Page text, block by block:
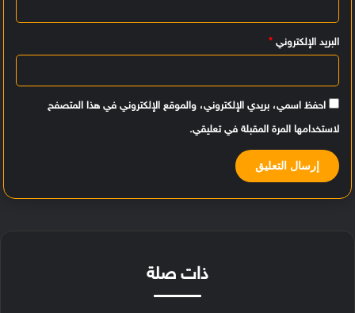
البريد الإلكتروني *
احفظ اسمي، بريدي الإلكتروني، والموقع الإلكتروني في هذا المتصفح
لاستخدامها المرة المقبلة في تعليقي.
ذات صلة